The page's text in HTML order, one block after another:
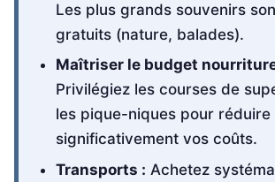
Les plus grands souvenirs
gratuits (nature, balades).
Maîtriser le budget
Privilégiez les courses de
les pique-niques pour réduire
significativement vos coûts.
Transports : Achetez